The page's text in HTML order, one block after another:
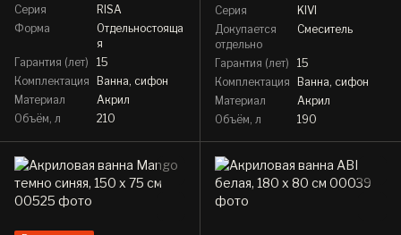
Серия
RISA
Форма
Отдельностояща
я
Гарантия (лет)
15
Комплектация
Ванна, сифон
Материал
Акрил
Объём, л
210
Серия
KIVI
Докупается
отдельно
Смеситель
Гарантия (лет)
15
Комплектация
Ванна, сифон
Материал
Акрил
Объём, л
190